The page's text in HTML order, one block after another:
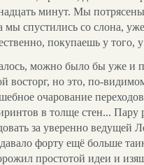
минут. Мы
мы спустились со слона,
покупаешь у того,
можно было бы уже и
восторг, но это, по-
очарование
в толще стен... Пару
за уверенно ведущей
форту ещё больше
простотой идеи и